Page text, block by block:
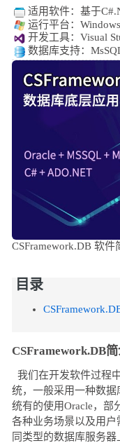
适用软件：基于
运行平台：
开发工具：Visual
数据库支持：
CSFramework.DB 软件
目录
CSFramework.DB
我们在开发软件过程
统，一般采用一种数据
统有的使用Oracle，部
各种业务场景以及用
同类型的数据库服务